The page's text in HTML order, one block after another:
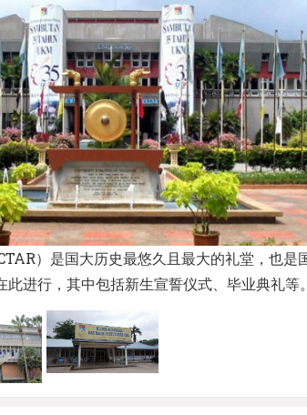
）是国大历史最悠久且最大的礼堂，也是
此进行，其中包括新生宣誓仪式、毕业典礼等